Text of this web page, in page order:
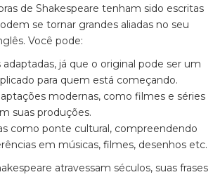
de Shakespeare tenham sido escritas
se tornar grandes aliadas no seu
Você pode:
adaptadas, já que o original pode ser um
para quem está começando.
modernas, como filmes e séries
suas produções.
como ponte cultural, compreendendo
em músicas, filmes, desenhos etc.
atravessam séculos, suas frases